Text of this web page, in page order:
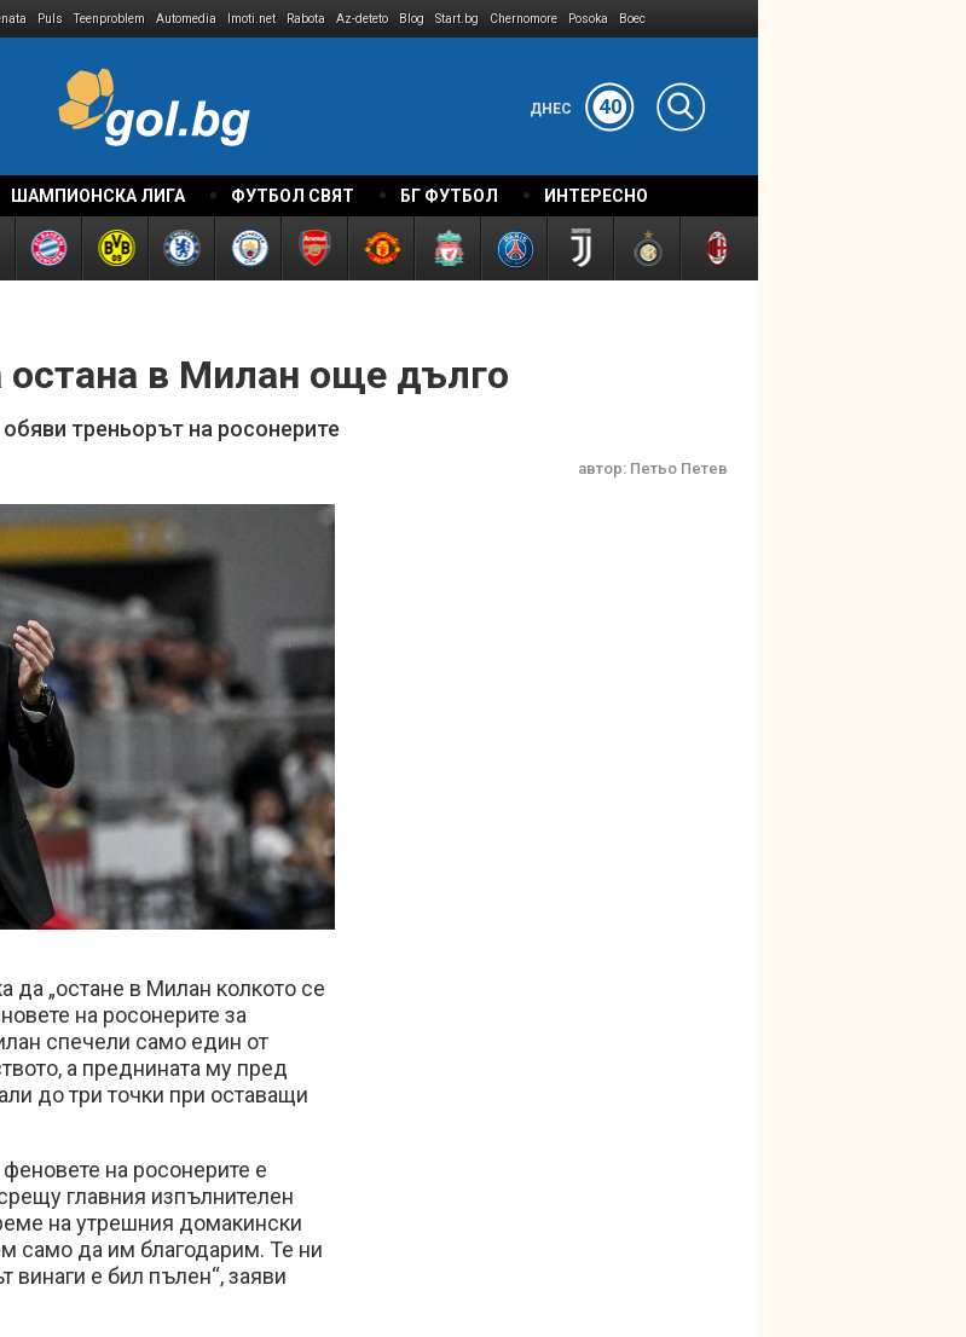
Puls Teenproblem Automedia Imoti.net Rabota Az-deteto Blog Start.bg Chernomore Posoka Boec
ДНЕС 40
ШАМПИОНСКА ЛИГА ФУТБОЛ СВЯТ БГ ФУТБОЛ ИНТЕРЕСНО
в Милан още дълго
треньорът на росонерите
автор: Петьо Петев
да „остане в Милан колкото се
на росонерите за
спечели само един от
а преднината му пред
до три точки при оставащи
на росонерите е
главния изпълнителен
на утрешния домакински
само да им благодарим. Те ни
винаги е бил пълен“, заяви